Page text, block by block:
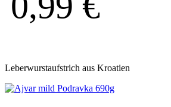
Leberwurstaufstrich aus Kroatien